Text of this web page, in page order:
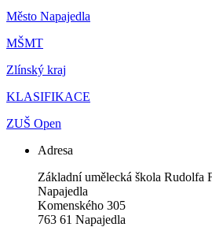
Město Napajedla
MŠMT
Zlínský kraj
KLASIFIKACE
ZUŠ Open
Adresa
Základní umělecká škola Rudolfa
Napajedla
Komenského 305
763 61 Napajedla